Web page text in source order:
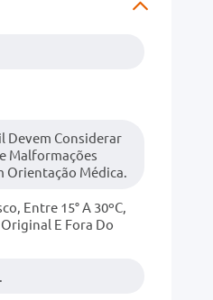
Devem Considerar
Malformações
Orientação Médica.
Entre 15° A 30ºC,
E Fora Do